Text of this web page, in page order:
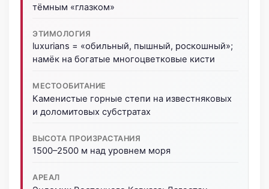
тёмным «глазком»
ЭТИМОЛОГИЯ
luxurians = «обильный, пышный, роскошный»;
намёк на богатые многоцветковые кисти
МЕСТООБИТАНИЕ
Каменистые горные степи на известняковых
и доломитовых субстратах
ВЫСОТА ПРОИЗРАСТАНИЯ
1500–2500 м над уровнем моря
АРЕАЛ